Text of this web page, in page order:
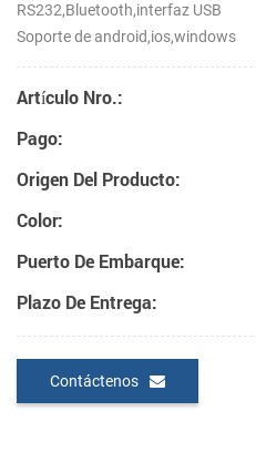
RS232,Bluetooth,interfaz USB
Soporte de android,ios,windows
Artículo Nro.:
Pago:
Origen Del Producto:
Color:
Puerto De Embarque:
Plazo De Entrega:
Contáctenos